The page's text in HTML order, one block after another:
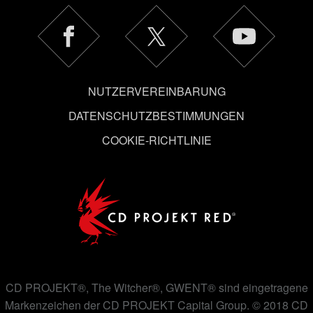
auch alle Einstellungen rund um das Thema Cookies
ändern kannst.
NUTZERVEREINBARUNG
DATENSCHUTZBESTIMMUNGEN
COOKIE-RICHTLINIE
CD PROJEKT®, The Witcher®, GWENT® sind eingetragene
Markenzeichen der CD PROJEKT Capital Group. © 2018 CD